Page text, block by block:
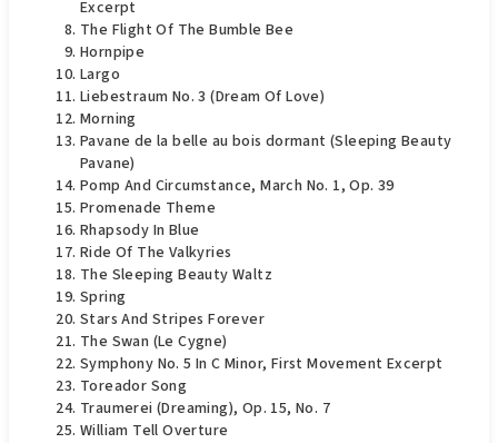
Excerpt
The Flight Of The Bumble Bee
Hornpipe
Largo
Liebestraum No. 3 (Dream Of Love)
Morning
Pavane de la belle au bois dormant (Sleeping Beauty
Pavane)
Pomp And Circumstance, March No. 1, Op. 39
Promenade Theme
Rhapsody In Blue
Ride Of The Valkyries
The Sleeping Beauty Waltz
Spring
Stars And Stripes Forever
The Swan (Le Cygne)
Symphony No. 5 In C Minor, First Movement Excerpt
Toreador Song
Traumerei (Dreaming), Op. 15, No. 7
William Tell Overture